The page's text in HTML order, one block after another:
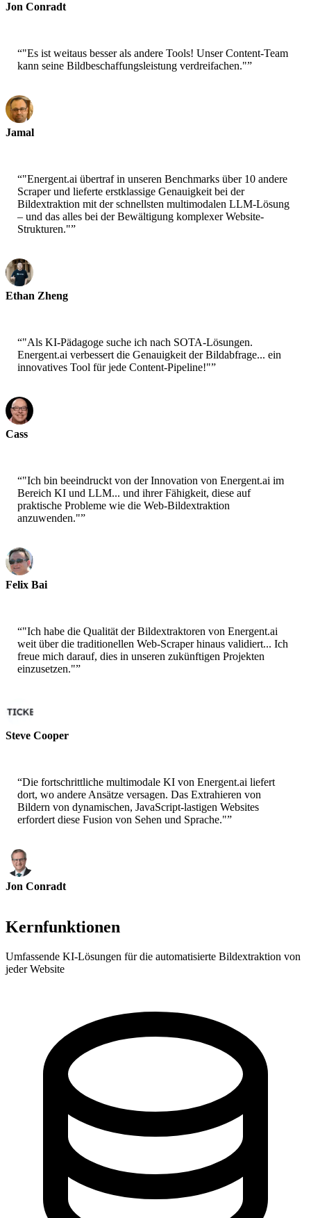
Jon Conradt
“"Es ist weitaus besser als andere Tools! Unser Content-Team
kann seine Bildbeschaffungsleistung verdreifachen."”
Jamal
“"Energent.ai übertraf in unseren Benchmarks über 10 andere
Scraper und lieferte erstklassige Genauigkeit bei der
Bildextraktion mit der schnellsten multimodalen LLM-Lösung
– und das alles bei der Bewältigung komplexer Website-
Strukturen."”
Ethan Zheng
“"Als KI-Pädagoge suche ich nach SOTA-Lösungen.
Energent.ai verbessert die Genauigkeit der Bildabfrage... ein
innovatives Tool für jede Content-Pipeline!"”
Cass
“"Ich bin beeindruckt von der Innovation von Energent.ai im
Bereich KI und LLM... und ihrer Fähigkeit, diese auf
praktische Probleme wie die Web-Bildextraktion
anzuwenden."”
Felix Bai
“"Ich habe die Qualität der Bildextraktoren von Energent.ai
weit über die traditionellen Web-Scraper hinaus validiert... Ich
freue mich darauf, dies in unseren zukünftigen Projekten
einzusetzen."”
Steve Cooper
“Die fortschrittliche multimodale KI von Energent.ai liefert
dort, wo andere Ansätze versagen. Das Extrahieren von
Bildern von dynamischen, JavaScript-lastigen Websites
erfordert diese Fusion von Sehen und Sprache."”
Jon Conradt
Kernfunktionen
Umfassende KI-Lösungen für die automatisierte Bildextraktion von
jeder Website